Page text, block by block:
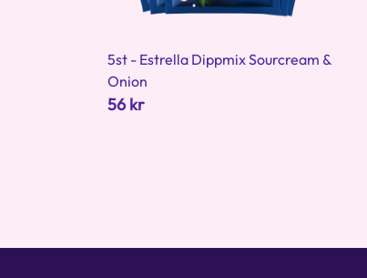
5st - Estrella Dippmix Sourcream &
Onion
56 kr